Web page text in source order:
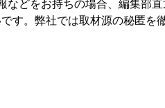
す。弊社では取材源の秘匿を